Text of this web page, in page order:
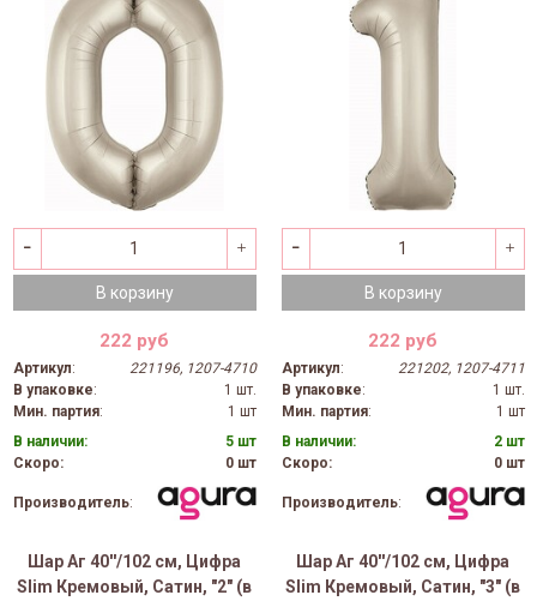
В корзину
222 руб
Артикул:
221196, 1207-4710
В упаковке:
1 шт.
Мин. партия:
1 шт
В наличии:
5 шт
Скоро:
0 шт
Производитель:
В корзину
222 руб
Артикул:
221202, 1207-4711
В упаковке:
1 шт.
Мин. партия:
1 шт
В наличии:
2 шт
Скоро:
0 шт
Производитель:
Шар Аг 40''/102 см, Цифра
Slim Кремовый, Сатин, "2" (в
Шар Аг 40''/102 см, Цифра
Slim Кремовый, Сатин, "3" (в